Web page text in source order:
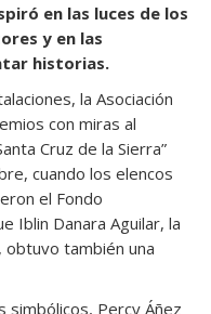
en las luces de los
y en las
historias.
la Asociación
con miras al
Cruz de la Sierra”
cuando los elencos
el Fondo
Iblin Danara Aguilar, la
también una
simbólicos, Percy Áñez